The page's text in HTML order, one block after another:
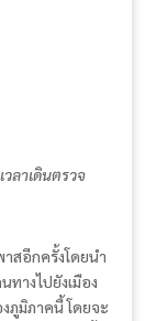
ลาเดินตรวจ
สอีกครั้งโดยนำ
ทางไปยังเมือง
ภูมิภาคนี้ โดยจะ